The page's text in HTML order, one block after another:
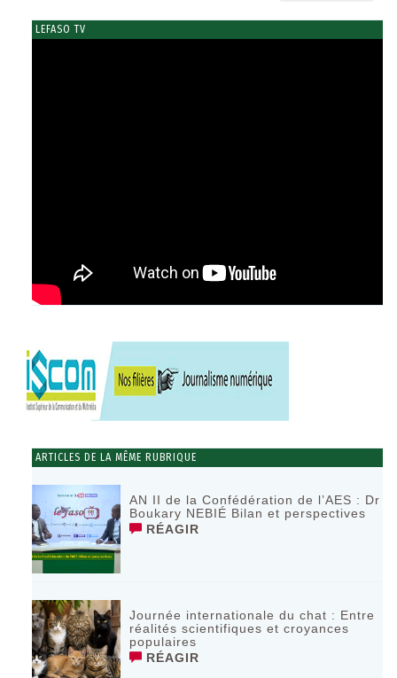
LEFASO TV
ARTICLES DE LA MÊME RUBRIQUE
AN II de la Confédération de l’AES : Dr
Boukary NEBIÉ Bilan et perspectives
RÉAGIR
Journée internationale du chat : Entre
réalités scientifiques et croyances
populaires
RÉAGIR